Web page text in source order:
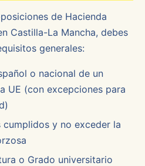
de Hacienda
Castilla-La Mancha, debes
generales:
o nacional de un
UE (con excepciones para
cumplidos y no exceder la
o Grado universitario